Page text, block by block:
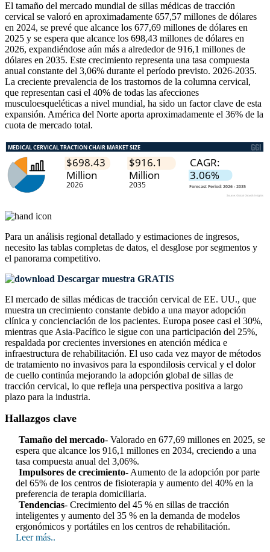
El tamaño del mercado mundial de sillas médicas de tracción
cervical se valoró en aproximadamente 657,57 millones de dólares
en 2024, se prevé que alcance los 677,69 millones de dólares en
2025 y se espera que alcance los 698,43 millones de dólares en
2026, expandiéndose aún más a alrededor de 916,1 millones de
dólares en 2035. Este crecimiento representa una tasa compuesta
anual constante del 3,06% durante el período previsto. 2026-2035.
La creciente prevalencia de los trastornos de la columna cervical,
que representan casi el 40% de todas las afecciones
musculoesqueléticas a nivel mundial, ha sido un factor clave de esta
expansión. América del Norte aporta aproximadamente el 36% de la
cuota de mercado total.
Para un análisis regional detallado y estimaciones de ingresos,
necesito las tablas completas de datos, el desglose por segmentos y
el panorama competitivo.
Descargar muestra GRATIS
El mercado de sillas médicas de tracción cervical de EE. UU., que
muestra un crecimiento constante debido a una mayor adopción
clínica y concienciación de los pacientes. Europa posee casi el 30%,
mientras que Asia-Pacífico le sigue con una participación del 25%,
respaldada por crecientes inversiones en atención médica e
infraestructura de rehabilitación. El uso cada vez mayor de métodos
de tratamiento no invasivos para la espondilosis cervical y el dolor
de cuello continúa mejorando la adopción global de sillas de
tracción cervical, lo que refleja una perspectiva positiva a largo
plazo para la industria.
Hallazgos clave
Tamaño del mercado- Valorado en 677,69 millones en 2025, se
espera que alcance los 916,1 millones en 2034, creciendo a una
tasa compuesta anual del 3,06%.
Impulsores de crecimiento- Aumento de la adopción por parte
del 65% de los centros de fisioterapia y aumento del 40% en la
preferencia de terapia domiciliaria.
Tendencias- Crecimiento del 45 % en sillas de tracción
inteligentes y aumento del 35 % en la demanda de modelos
ergonómicos y portátiles en los centros de rehabilitación.
Leer más..